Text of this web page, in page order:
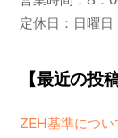
定休日：日曜日
【最近の投稿
ZEH基準につ